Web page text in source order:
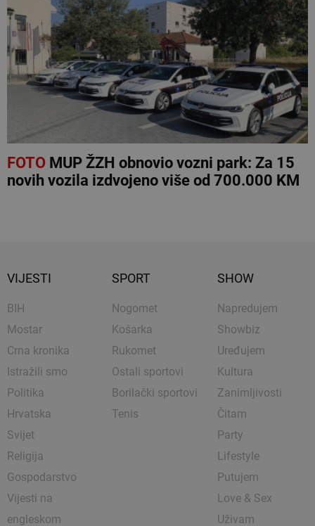
FOTOMUP ŽZH obnovio vozni park: Za 15
novih vozila izdvojeno više od 700.000 KM
VIJESTI
BIH
Mostar
Crna kronika
Istražili smo
Politika
Hrvatska
Svijet
Religija
Gospodarstvo
Vijesti na
engleskom
SPORT
Nogomet
Košarka
Rukomet
Ostali sportovi
Borilački sportovi
Tenis
SHOW
Napredujem
Showbiz
Uređujem
Kultura
Zanimljivosti
Čitam
Party
Lifestyle
Putujem
Love & Sex
Uživam